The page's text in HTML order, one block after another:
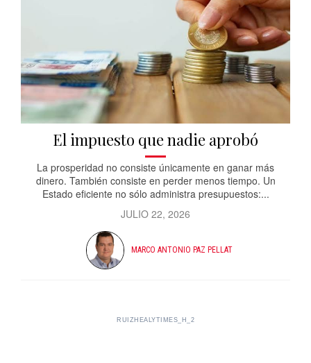
El impuesto que nadie aprobó
La prosperidad no consiste únicamente en ganar más
dinero. También consiste en perder menos tiempo. Un
Estado eficiente no sólo administra presupuestos:...
JULIO 22, 2026
MARCO ANTONIO PAZ PELLAT
RUIZHEALYTIMES_H_2